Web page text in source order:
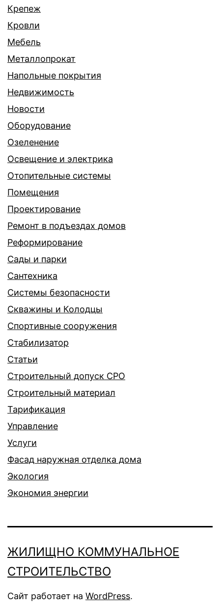
Крепеж
Кровли
Мебель
Металлопрокат
Напольные покрытия
Недвижимость
Новости
Оборудование
Озеленение
Освещение и электрика
Отопительные системы
Помещения
Проектирование
Ремонт в подъездах домов
Реформирование
Сады и парки
Сантехника
Системы безопасности
Скважины и Колодцы
Спортивные сооружения
Стабилизатор
Статьи
Строительный допуск СРО
Строительный материал
Тарификация
Управление
Услуги
Фасад наружная отделка дома
Экология
Экономия энергии
ЖИЛИЩНО КОММУНАЛЬНОЕ
СТРОИТЕЛЬСТВО
Сайт работает на WordPress.